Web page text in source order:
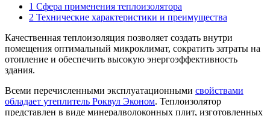
1 Сфера применения теплоизолятора
2 Технические характеристики и преимущества
Качественная теплоизоляция позволяет создать внутри
помещения оптимальный микроклимат, сократить затраты на
отопление и обеспечить высокую энергоэффективность
здания.
Всеми перечисленными эксплуатационными свойствами
обладает утеплитель Роквул Эконом. Теплоизолятор
представлен в виде минералволоконных плит, изготовленных